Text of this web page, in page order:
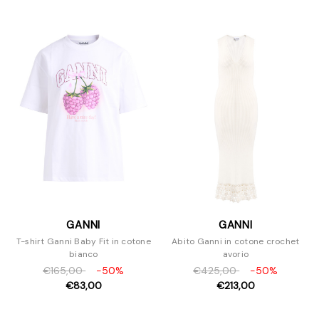
GANNI
T-shirt Ganni Baby Fit in cotone
bianco
€165,00
-50%
€83,00
GANNI
Abito Ganni in cotone crochet
avorio
€425,00
-50%
€213,00